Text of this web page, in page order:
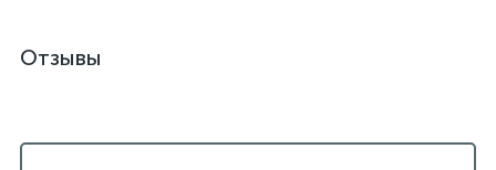
Отзывы